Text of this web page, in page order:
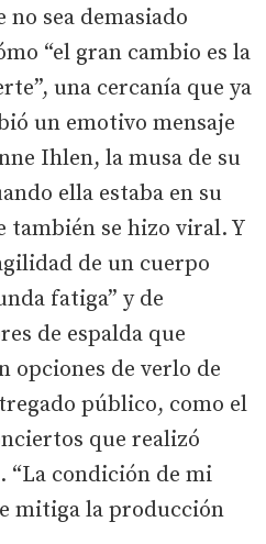
no sea demasiado
“el gran cambio es la
una cercanía que ya
un emotivo mensaje
Ihlen, la musa de su
ella estaba en su
también se hizo viral. Y
de un cuerpo
fatiga” y de
de espalda que
opciones de verlo de
público, como el
que realizó
“La condición de mi
mitiga la producción